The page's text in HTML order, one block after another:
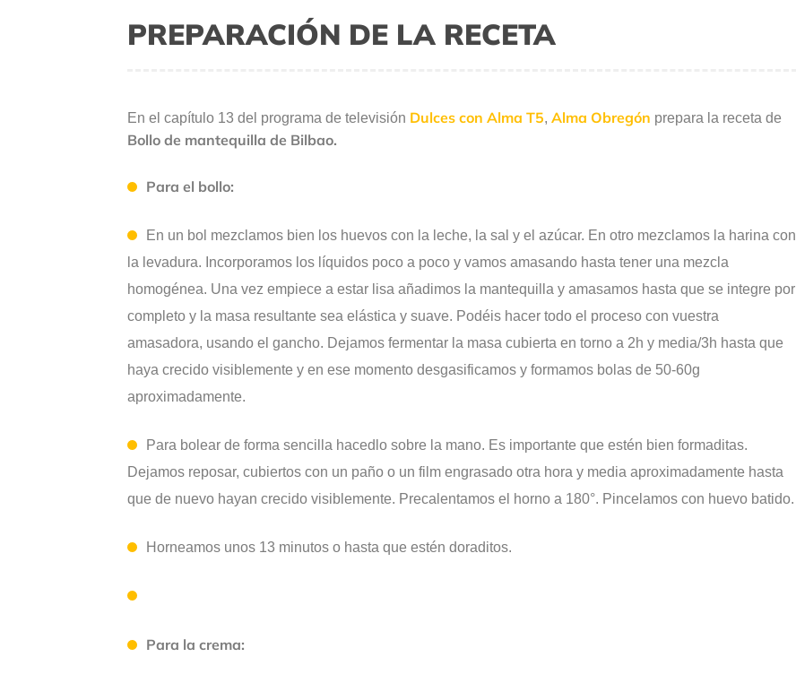
PREPARACIÓN DE LA RECETA
En el capítulo 13 del programa de televisión Dulces con Alma T5, Alma Obregón prepara la receta de
Bollo de mantequilla de Bilbao.
Para el bollo:
En un bol mezclamos bien los huevos con la leche, la sal y el azúcar. En otro mezclamos la harina con
la levadura. Incorporamos los líquidos poco a poco y vamos amasando hasta tener una mezcla
homogénea. Una vez empiece a estar lisa añadimos la mantequilla y amasamos hasta que se integre por
completo y la masa resultante sea elástica y suave. Podéis hacer todo el proceso con vuestra
amasadora, usando el gancho. Dejamos fermentar la masa cubierta en torno a 2h y media/3h hasta que
haya crecido visiblemente y en ese momento desgasificamos y formamos bolas de 50-60g
aproximadamente.
Para bolear de forma sencilla hacedlo sobre la mano. Es importante que estén bien formaditas.
Dejamos reposar, cubiertos con un paño o un film engrasado otra hora y media aproximadamente hasta
que de nuevo hayan crecido visiblemente. Precalentamos el horno a 180°. Pincelamos con huevo batido.
Horneamos unos 13 minutos o hasta que estén doraditos.
Para la crema: